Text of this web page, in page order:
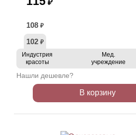
₽
108 ₽
102 ₽
Индустрия
красоты
Мед.
учреждение
Нашли дешевле?
В корзину